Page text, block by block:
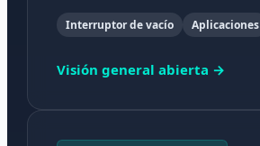
Interruptor de vacío Aplicaciones
Visión general abierta →